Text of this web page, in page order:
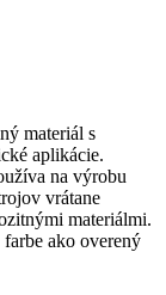
materiál s
aplikácie.
na výrobu
vrátane
materiálmi.
ako overený